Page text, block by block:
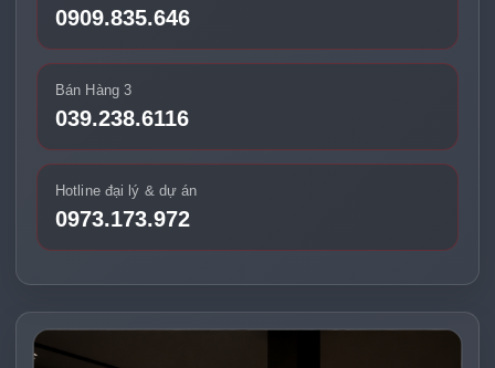
0909.835.646
Bán Hàng 3
039.238.6116
Hotline đại lý & dự án
0973.173.972